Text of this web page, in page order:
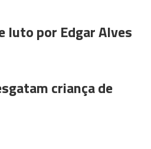
luto por Edgar Alves
criança de